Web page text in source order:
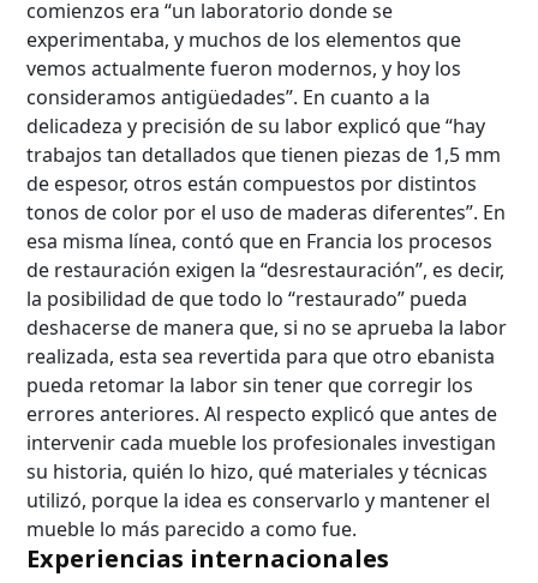
comienzos era “un laboratorio donde se
experimentaba, y muchos de los elementos que
vemos actualmente fueron modernos, y hoy los
consideramos antigüedades”. En cuanto a la
delicadeza y precisión de su labor explicó que “hay
trabajos tan detallados que tienen piezas de 1,5 mm
de espesor, otros están compuestos por distintos
tonos de color por el uso de maderas diferentes”. En
esa misma línea, contó que en Francia los procesos
de restauración exigen la “desrestauración”, es decir,
la posibilidad de que todo lo “restaurado” pueda
deshacerse de manera que, si no se aprueba la labor
realizada, esta sea revertida para que otro ebanista
pueda retomar la labor sin tener que corregir los
errores anteriores. Al respecto explicó que antes de
intervenir cada mueble los profesionales investigan
su historia, quién lo hizo, qué materiales y técnicas
utilizó, porque la idea es conservarlo y mantener el
mueble lo más parecido a como fue.
Experiencias internacionales
Búsqueda Avanzada
Carrera
Palabra clave
Desde...
Hasta...